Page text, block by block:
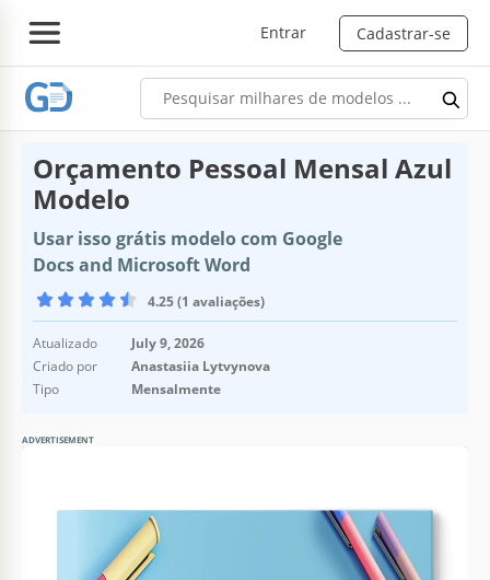
Entrar Cadastrar-se
Orçamento Pessoal Mensal Azul
Modelo
Usar isso grátis modelo com Google
Docs and Microsoft Word
4.25 (1 avaliações)
Atualizado
July 9, 2026
Criado por
Anastasiia Lytvynova
Tipo
Mensalmente
ADVERTISEMENT